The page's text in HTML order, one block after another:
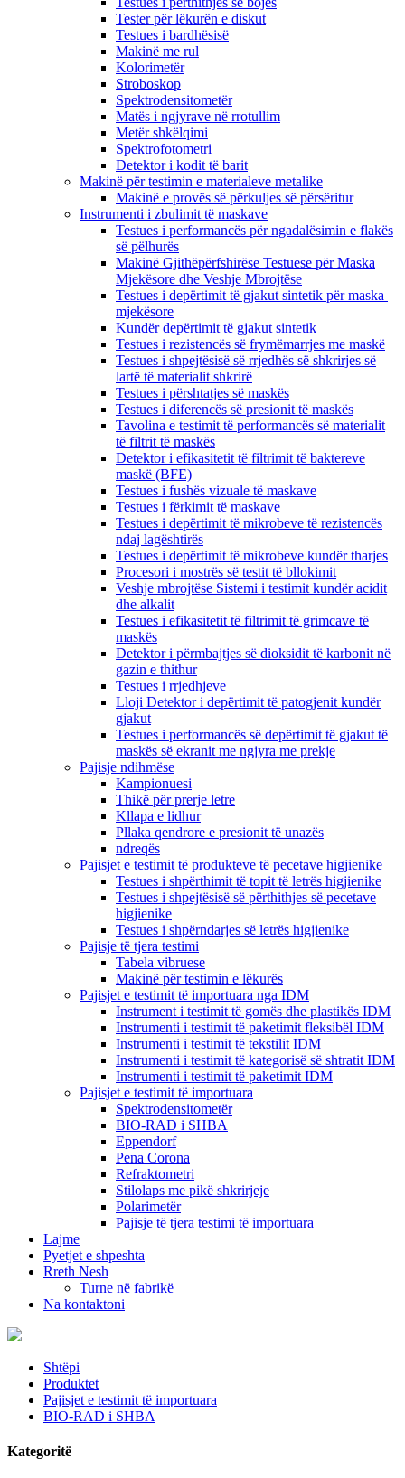
Tester për lëkurën e diskut
Testues i bardhësisë
Makinë me rul
Kolorimetër
Stroboskop
Spektrodensitometër
Matës i ngjyrave në rrotullim
Metër shkëlqimi
Spektrofotometri
Detektor i kodit të barit
Makinë për testimin e materialeve metalike
Makinë e provës së përkuljes së përsëritur
Instrumenti i zbulimit të maskave
Testues i performancës për ngadalësimin e flakës
së pëlhurës
Makinë Gjithëpërfshirëse Testuese për Maska
Mjekësore dhe Veshje Mbrojtëse
Testues i depërtimit të gjakut sintetik për maska ​​
mjekësore
Kundër depërtimit të gjakut sintetik
Testues i rezistencës së frymëmarrjes me maskë
Testues i shpejtësisë së rrjedhës së shkrirjes së
lartë të materialit shkrirë
Testues i përshtatjes së maskës
Testues i diferencës së presionit të maskës
Tavolina e testimit të performancës së materialit
të filtrit të maskës
Detektor i efikasitetit të filtrimit të baktereve
maskë (BFE)
Testues i fushës vizuale të maskave
Testues i fërkimit të maskave
Testues i depërtimit të mikrobeve të rezistencës
ndaj lagështirës
Testues i depërtimit të mikrobeve kundër tharjes
Procesori i mostrës së testit të bllokimit
Veshje mbrojtëse Sistemi i testimit kundër acidit
dhe alkalit
Testues i efikasitetit të filtrimit të grimcave të
maskës
Detektor i përmbajtjes së dioksidit të karbonit në
gazin e thithur
Testues i rrjedhjeve
Lloji Detektor i depërtimit të patogjenit kundër
gjakut
Testues i performancës së depërtimit të gjakut të
maskës së ekranit me ngjyra me prekje
Pajisje ndihmëse
Kampionuesi
Thikë për prerje letre
Kllapa e lidhur
Pllaka qendrore e presionit të unazës
ndreqës
Pajisjet e testimit të produkteve të pecetave higjienike
Testues i shpërthimit të topit të letrës higjienike
Testues i shpejtësisë së përthithjes së pecetave
higjienike
Testues i shpërndarjes së letrës higjienike
Pajisje të tjera testimi
Tabela vibruese
Makinë për testimin e lëkurës
Pajisjet e testimit të importuara nga IDM
Instrument i testimit të gomës dhe plastikës IDM
Instrumenti i testimit të paketimit fleksibël IDM
Instrumenti i testimit të tekstilit IDM
Instrumenti i testimit të kategorisë së shtratit IDM
Instrumenti i testimit të paketimit IDM
Pajisjet e testimit të importuara
Spektrodensitometër
BIO-RAD i SHBA
Eppendorf
Pena Corona
Refraktometri
Stilolaps me pikë shkrirjeje
Polarimetër
Pajisje të tjera testimi të importuara
Lajme
Pyetjet e shpeshta
Rreth Nesh
Turne në fabrikë
Na kontaktoni
Shtëpi
Produktet
Pajisjet e testimit të importuara
BIO-RAD i SHBA
Kategoritë